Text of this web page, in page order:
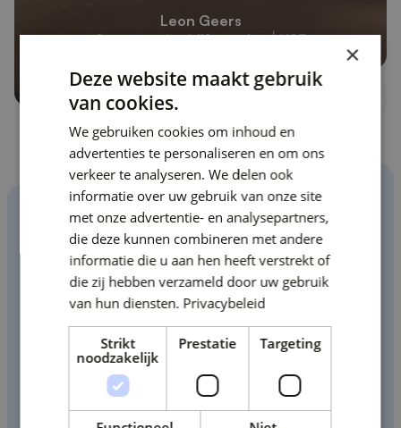
Leon Geers
Conrector bedrijfsvoering | KSE
Ontdek hoe wij
jouw
Onderwijsinstelling
of bestuur verder
helpen
×
Deze website maakt gebruik
van cookies.
We gebruiken cookies om inhoud en
advertenties te personaliseren en om ons
verkeer te analyseren. We delen ook
informatie over uw gebruik van onze site
met onze advertentie- en analysepartners,
die deze kunnen combineren met andere
informatie die u aan hen heeft verstrekt of
die zij hebben verzameld door uw gebruik
van hun diensten. Privacybeleid
Strikt
noodzakelijk
Prestatie Targeting